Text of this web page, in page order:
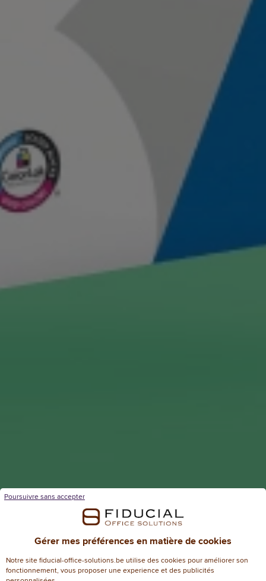
Papier
Papier blanc
Gérer mes préférences en matière de cookies
Notre site fiducial-office-solutions.be utilise des cookies pour améliorer son
fonctionnement, vous proposer une experience et des publicités
Poursuivre sans accepter